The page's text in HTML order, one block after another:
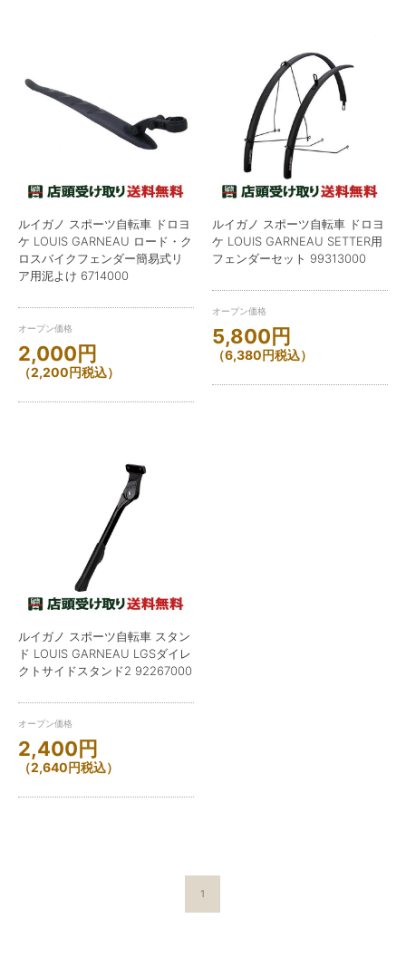
ルイガノ スポーツ自転車 ドロヨ
ケ LOUIS GARNEAU ロード・ク
ロスバイクフェンダー簡易式リ
ア用泥よけ 6714000
オープン価格
2,000円
（2,200円税込）
ルイガノ スポーツ自転車 ドロヨ
ケ LOUIS GARNEAU SETTER用
フェンダーセット 99313000
オープン価格
5,800円
（6,380円税込）
ルイガノ スポーツ自転車 スタン
ド LOUIS GARNEAU LGSダイレ
クトサイドスタンド2 92267000
オープン価格
2,400円
（2,640円税込）
1